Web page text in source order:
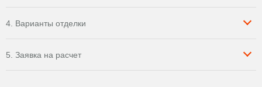
4. Варианты отделки
5. Заявка на расчет